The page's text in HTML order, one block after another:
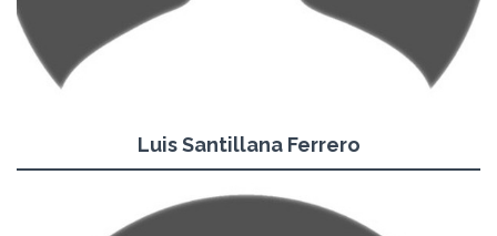
Luis Santillana Ferrero